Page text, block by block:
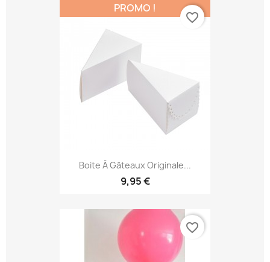
Boite À Gâteaux Originale...
9,95 €
PROMO !
favorite_border
favorite_border